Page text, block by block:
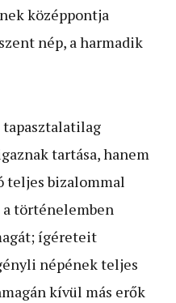
középpontja
nép, a harmadik
tartása, hanem
teljes bizalommal
történelemben
ígéreteit
népének teljes
kívül más erők